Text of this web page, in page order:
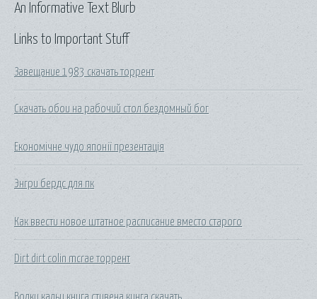
Links to Important Stuff
Завещание 1983 скачать торрент
Скачать обои на рабочий стол бездомный бог
Економічне чудо японії презентація
Энгри бердс для пк
Как ввести новое штатное расписание вместо старого
Dirt dirt colin mcrae торрент
Волки кальи книга стивена кинга скачать
An Informative Text Blurb